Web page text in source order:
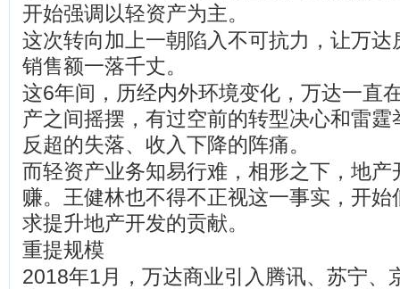
开始强调以轻资产为主。
这次转向加上一朝陷入不可抗力，让万达
销售额一落千丈。
这6年间，历经内外环境变化，万达一直
产之间摇摆，有过空前的转型决心和雷
反超的失落、收入下降的阵痛。
而轻资产业务知易行难，相形之下，地产
赚。王健林也不得不正视这一事实，开
求提升地产开发的贡献。
重提规模
2018年1月，万达商业引入腾讯、苏宁、